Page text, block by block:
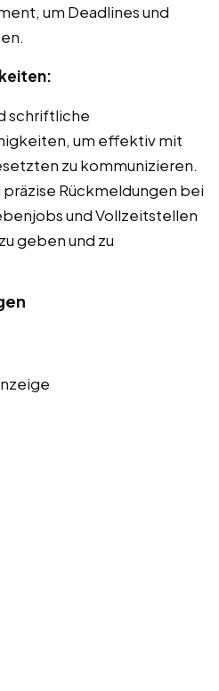
um Deadlines und
schriftliche
um effektiv mit
zu kommunizieren.
Rückmeldungen bei
und Vollzeitstellen
geben und zu